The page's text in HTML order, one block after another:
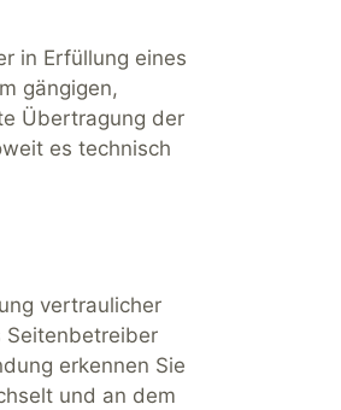
in Erfüllung eines
gängigen,
Übertragung der
es technisch
vertraulicher
Seitenbetreiber
erkennen Sie
und an dem